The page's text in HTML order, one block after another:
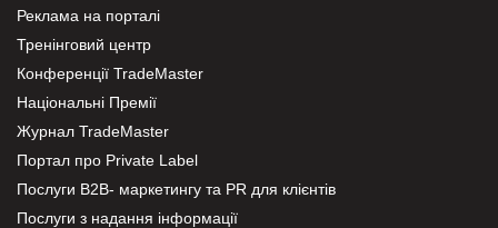
Реклама на порталі
Тренінговий центр
Конференції TradeMaster
Національні Премії
Журнал TradeMaster
Портал про Private Label
Послуги В2В- маркетингу та PR для клієнтів
Послуги з надання інформації